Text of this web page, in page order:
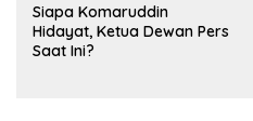
Siapa Komaruddin
Hidayat, Ketua Dewan Pers
Saat Ini?